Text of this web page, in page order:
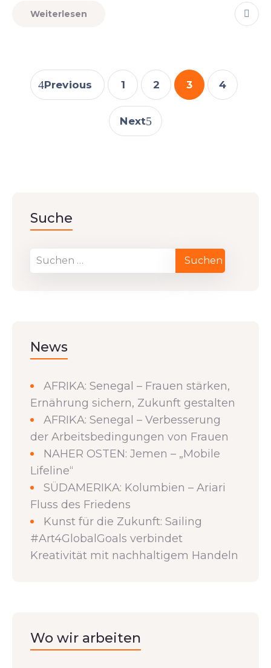
Weiterlesen
Previous 1 2 3 4
Next
Suche
News
AFRIKA: Senegal – Frauen stärken,
Ernährung sichern, Zukunft gestalten
AFRIKA: Senegal – Verbesserung
der Arbeitsbedingungen von Frauen
NAHER OSTEN: Jemen – „Mobile
Lifeline“
SÜDAMERIKA: Kolumbien – Ariari
Fluss des Friedens
Kunst für die Zukunft: Sailing
#Art4GlobalGoals verbindet
Kreativität mit nachhaltigem Handeln
Wo wir arbeiten